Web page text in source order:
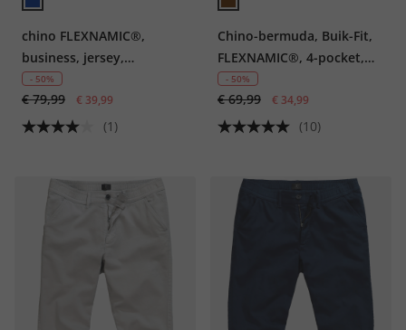
chino FLEXNAMIC®,
business, jersey,
elastische tailleband,
plooien, Straight-Fit, tot
maat 72
- 50%
€ 79,99 € 39,99
(1)
Chino-bermuda, Buik-Fit,
FLEXNAMIC®, 4-pocket,
tot 8XL
- 50%
€ 69,99 € 34,99
(10)